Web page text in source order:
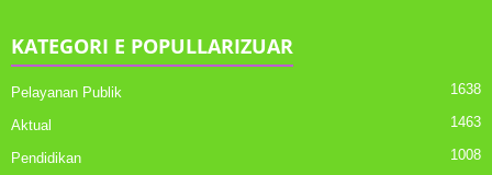
KATEGORI E POPULLARIZUAR
Pelayanan Publik 1638
Aktual 1463
Pendidikan 1008